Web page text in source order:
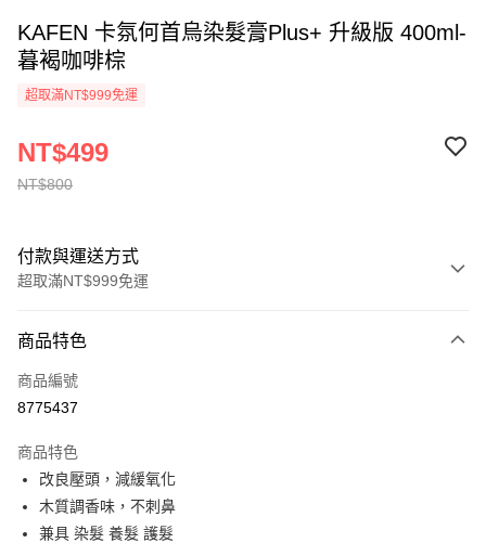
KAFEN 卡氛何首烏染髮膏Plus+ 升級版 400ml-
暮褐咖啡棕
超取滿NT$999免運
NT$800
NT$499
付款與運送方式
超取滿NT$999免運
信用卡一次付款
超商取貨付款
Apple Pay
街口支付
商品特色
商品編號
8775437
商品特色
改良壓頭，減緩氧化
木質調香味，不刺鼻
兼具 染髮 養髮 護髮